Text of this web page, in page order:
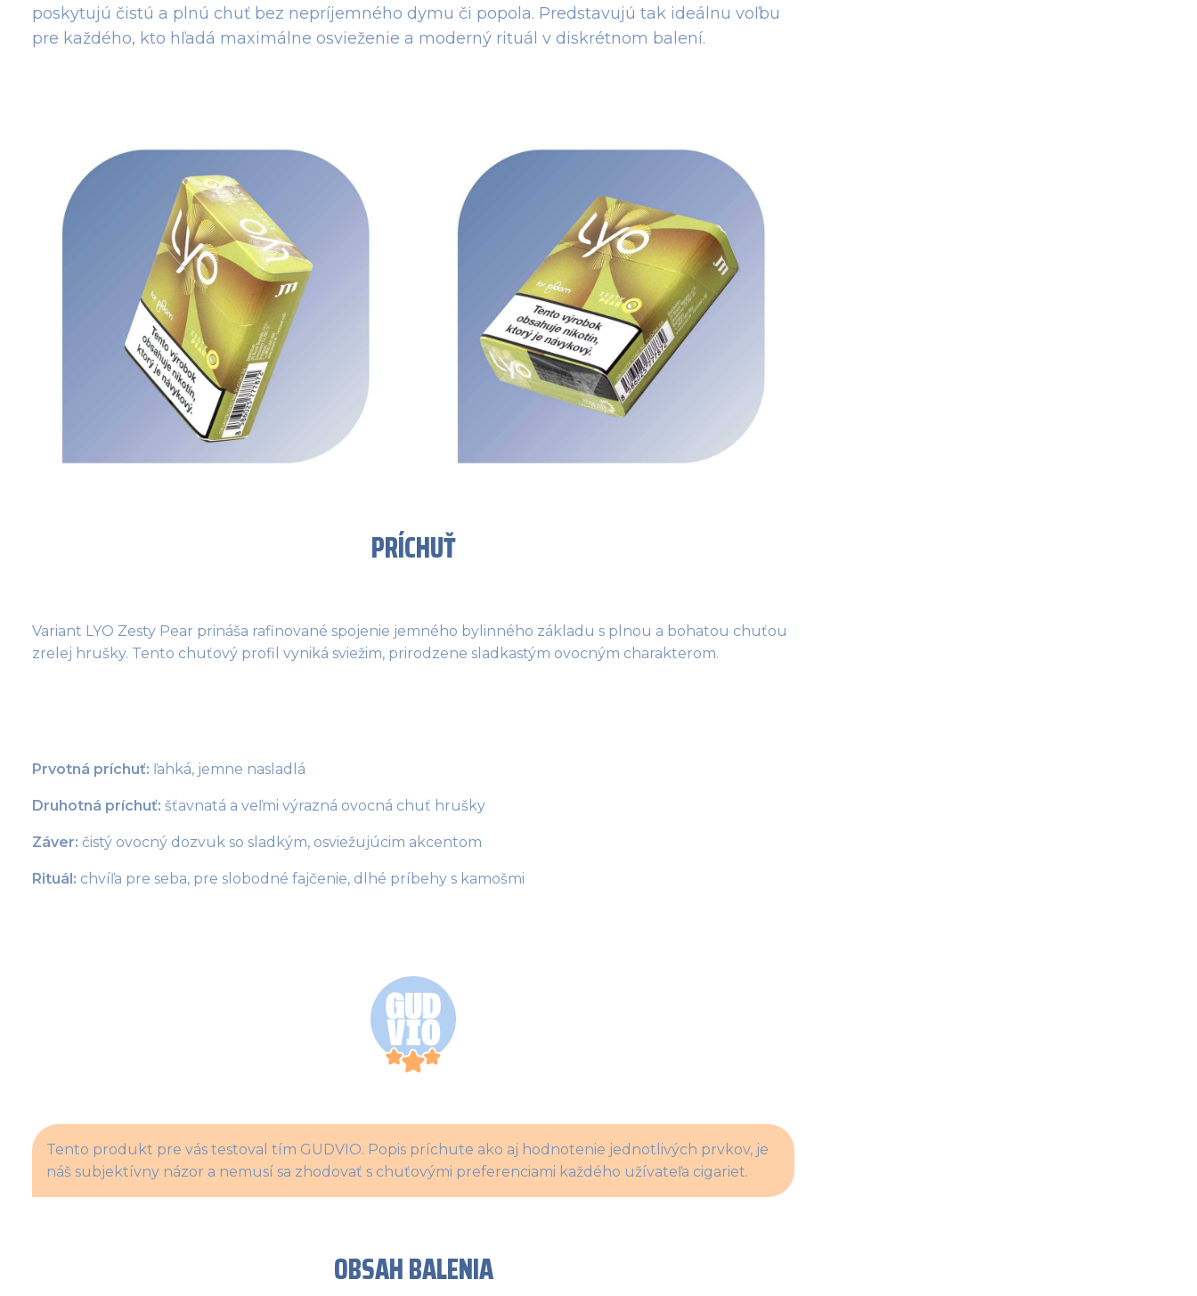
poskytujú čistú a plnú chuť bez nepríjemného dymu či popola. Predstavujú tak ideálnu voľbu
pre každého, kto hľadá maximálne osvieženie a moderný rituál v diskrétnom balení.
PRÍCHUŤ
Variant LYO Zesty Pear prináša rafinované spojenie jemného bylinného základu s plnou a bohatou chuťou
zrelej hrušky. Tento chuťový profil vyniká sviežim, prirodzene sladkastým ovocným charakterom.
Prvotná príchuť: ľahká, jemne nasladlá
Druhotná príchuť: šťavnatá a veľmi výrazná ovocná chuť hrušky
Záver: čistý ovocný dozvuk so sladkým, osviežujúcim akcentom
Rituál: chvíľa pre seba, pre slobodné fajčenie, dlhé príbehy s kamošmi
Tento produkt pre vás testoval tím GUDVIO. Popis príchute ako aj hodnotenie jednotlivých prvkov, je
náš subjektívny názor a nemusí sa zhodovať s chuťovými preferenciami každého užívateľa cigariet.
OBSAH BALENIA